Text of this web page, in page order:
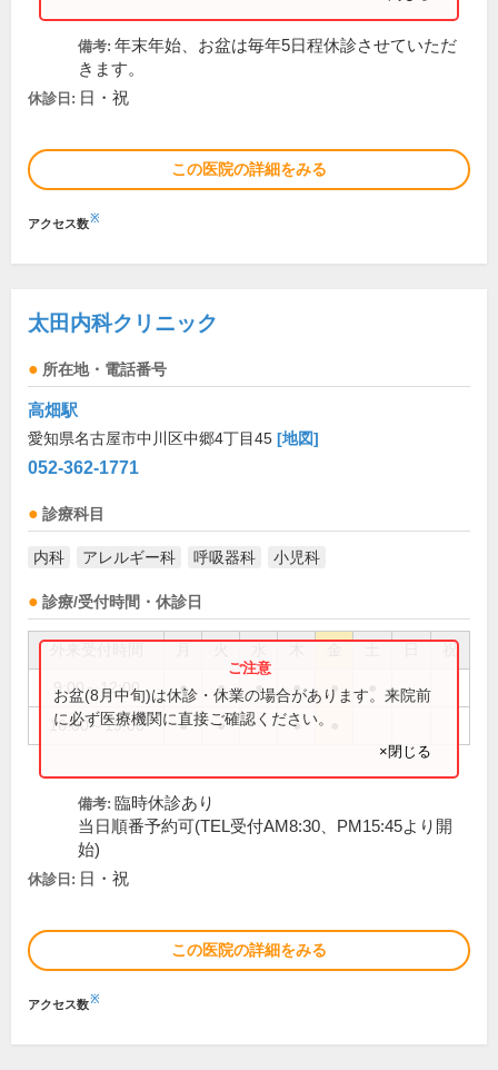
備考: 年末年始、お盆は毎年5日程休診させていただ
きます。
休診日: 日・祝
この医院の詳細をみる
アクセス数※
太田内科クリニック
所在地・電話番号
高畑駅
愛知県名古屋市中川区中郷4丁目45 [地図]
052-362-1771
診療科目
内科 アレルギー科 呼吸器科 小児科
診療/受付時間・休診日
祝
9:00～12:00 ● ● ● ● ●
16:00～19:00 ● ● ●
お盆(8月中旬)は休診・休業の場合があります。来院前
に必ず医療機関に直接ご確認ください。
×閉じる
備考: 臨時休診あり
当日順番予約可(TEL受付AM8:30、PM15:45より開
始)
休診日: 日・祝
この医院の詳細をみる
アクセス数※